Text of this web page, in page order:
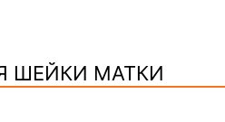
ШЕЙКИ МАТКИ